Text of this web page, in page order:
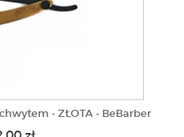
- ZŁOTA - BeBarber